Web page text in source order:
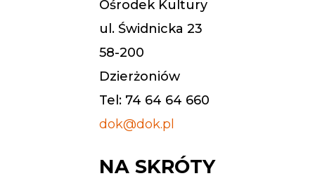
Ośrodek Kultury
ul. Świdnicka 23
58-200
Dzierżoniów
Tel: 74 64 64 660
dok@dok.pl
NA SKRÓTY